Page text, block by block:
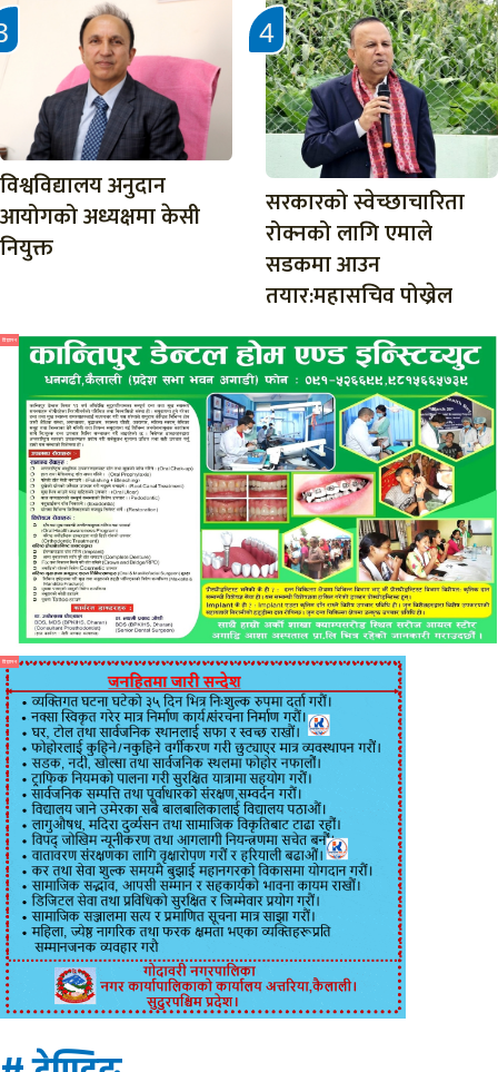
विश्वविद्यालय अनुदान
आयोगको अध्यक्षमा केसी
नियुक्त
सरकारको स्वेच्छाचारिता
रोक्नको लागि एमाले
सडकमा आउन
तयार:महासचिव पोख्रेल
विज्ञापन
विज्ञापन